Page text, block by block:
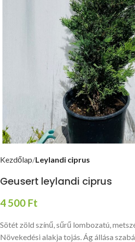
Kezdőlap Leylandi ciprus
Geusert leylandi ciprus
Ft
Sötét zöld színű, sűrű lombozatú,
Növekedési alakja tojás. Ág állása